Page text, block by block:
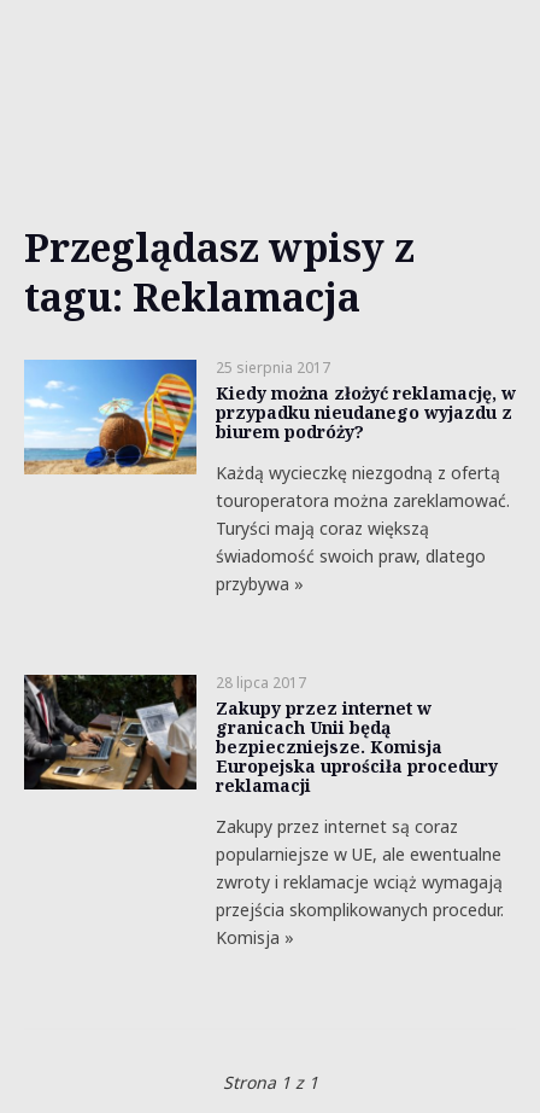
Przeglądasz wpisy z
tagu: Reklamacja
25 sierpnia 2017
Kiedy można złożyć reklamację, w
przypadku nieudanego wyjazdu z
biurem podróży?
Każdą wycieczkę niezgodną z ofertą
touroperatora można zareklamować.
Turyści mają coraz większą
świadomość swoich praw, dlatego
przybywa »
28 lipca 2017
Zakupy przez internet w
granicach Unii będą
bezpieczniejsze. Komisja
Europejska uprościła procedury
reklamacji
Zakupy przez internet są coraz
popularniejsze w UE, ale ewentualne
zwroty i reklamacje wciąż wymagają
przejścia skomplikowanych procedur.
Komisja »
Strona 1 z 1